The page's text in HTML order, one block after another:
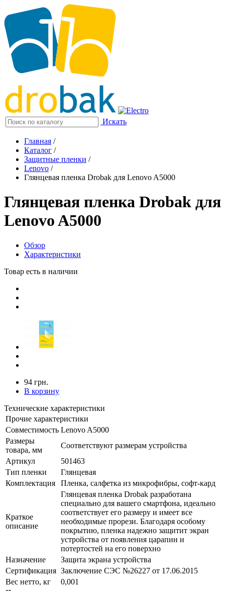
Искать
Главная /
Каталог /
Защитные пленки /
Lenovo /
Глянцевая пленка Drobak для Lenovo A5000
Глянцевая пленка Drobak для
Lenovo A5000
Обзор
Характеристики
Товар есть в наличии
94 грн.
В корзину
Технические характеристики
Прочие характеристики
Совместимость Lenovo A5000
Размеры
товара, мм
Соответствуют размерам устройства
Артикул
501463
Тип пленки
Глянцевая
Комплектация
Пленка, салфетка из микрофибры, софт-кард
Краткое
описание
Глянцевая пленка Drobak разработана
специально для вашего смартфона, идеально
соответствует его размеру и имеет все
необходимые прорези. Благодаря особому
покрытию, пленка надежно защитит экран
устройства от появления царапин и
потертостей на его поверхно
Назначение
Защита экрана устройства
Сертификация Заключение СЭС №26227 от 17.06.2015
Вес нетто, кг
0,001